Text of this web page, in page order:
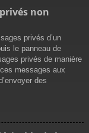
non
privés d’un
le panneau de
privés de manière
messages aux
des